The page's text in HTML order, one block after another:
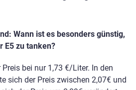
Wann ist es besonders günstig,
E5 zu tanken?
bei nur 1,73 €/Liter. In den
sich der Preis zwischen 2,07€ und